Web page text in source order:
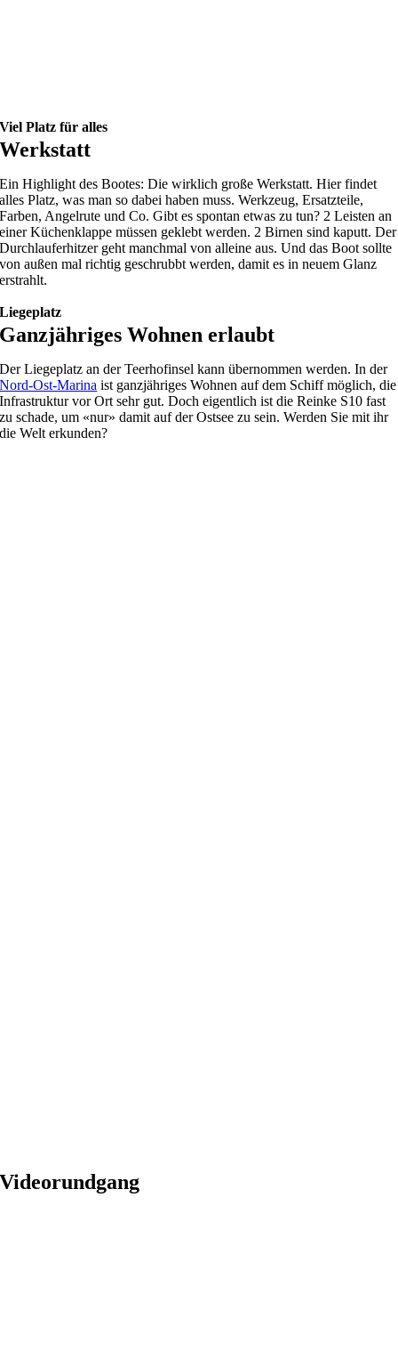
Viel Platz für alles
Werkstatt
Ein Highlight des Bootes: Die wirklich große Werkstatt. Hier findet
alles Platz, was man so dabei haben muss. Werkzeug, Ersatzteile,
Farben, Angelrute und Co. Gibt es spontan etwas zu tun? 2 Leisten an
einer Küchenklappe müssen geklebt werden. 2 Birnen sind kaputt. Der
Durchlauferhitzer geht manchmal von alleine aus. Und das Boot sollte
von außen mal richtig geschrubbt werden, damit es in neuem Glanz
erstrahlt.
Liegeplatz
Ganzjähriges Wohnen erlaubt
Der Liegeplatz an der Teerhofinsel kann übernommen werden. In der
Nord-Ost-Marina ist ganzjähriges Wohnen auf dem Schiff möglich, die
Infrastruktur vor Ort sehr gut. Doch eigentlich ist die Reinke S10 fast
zu schade, um «nur» damit auf der Ostsee zu sein. Werden Sie mit ihr
die Welt erkunden?
Videorundgang